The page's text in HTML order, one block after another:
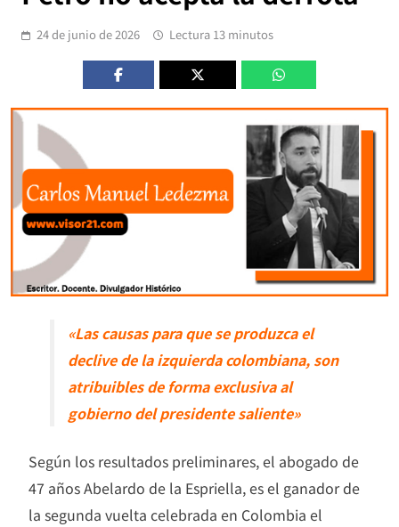
24 de junio de 2026 Lectura 13 minutos
«Las causas para que se produzca el
declive de la izquierda colombiana, son
atribuibles de forma exclusiva al
gobierno del presidente saliente»
Según los resultados preliminares, el abogado de
47 años Abelardo de la Espriella, es el ganador de
la segunda vuelta celebrada en Colombia el